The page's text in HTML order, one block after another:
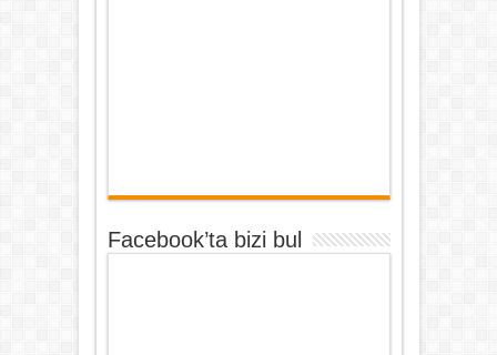
Facebook’ta bizi bul